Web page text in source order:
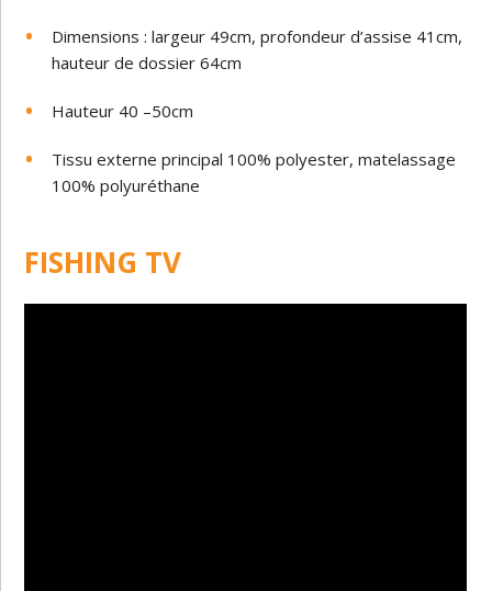
Dimensions : largeur 49cm, profondeur d’assise 41cm,
hauteur de dossier 64cm
Hauteur 40 –50cm
Tissu externe principal 100% polyester, matelassage
100% polyuréthane
FISHING TV